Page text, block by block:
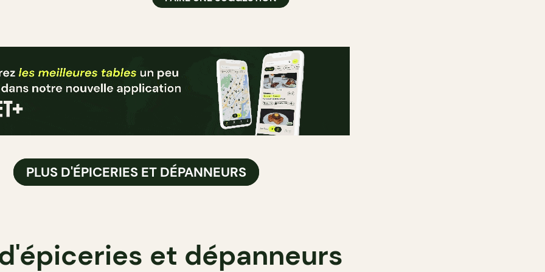
PLUS D'ÉPICERIES ET DÉPANNEURS
et dépanneurs